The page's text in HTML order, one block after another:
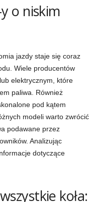
o niskim
jazdy staje się coraz
Wiele producentów
elektrycznym, które
paliwa. Również
pod kątem
modeli warto zwrócić
podawane przez
Analizując
dotyczące
koła: